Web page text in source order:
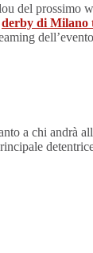
del prossimo
derby di Milano
a chi andrà